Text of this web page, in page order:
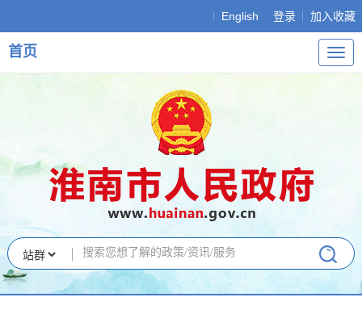
English 登录 加入收藏
导
航
首页